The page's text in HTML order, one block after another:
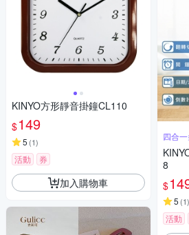
KINYO方形靜音掛鐘CL110
$149
5 (1)
活動 券
加入購物車
四合
8
$
5 (1)
活動